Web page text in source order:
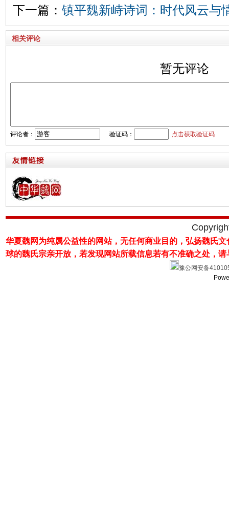
下一篇： 镇平魏新峙诗词：时代风云与
相关评论
暂无评论
评论者： 验证码： 点击获取验证码
华夏魏网为纯属公益性的网站，无任何商业目的，弘扬魏氏
球的魏氏宗亲开放，若发现网站所载信息若有不准确之处，
豫公网安备